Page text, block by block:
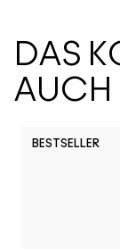
DAS
AUCH
BESTSELLER